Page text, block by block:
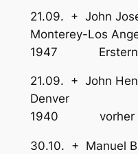
21.09. + John
Monterey-Los
1947
21.09. + John
1940 vorher
30.10. + Manuel